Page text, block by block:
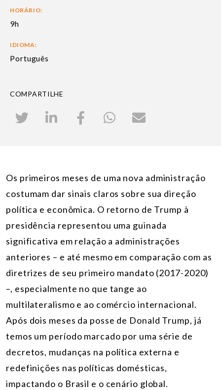
HORÁRIO:
9h
IDIOMA:
Português
COMPARTILHE
Os primeiros meses de uma nova administração
costumam dar sinais claros sobre sua direção
política e econômica. O retorno de Trump à
presidência representou uma guinada
significativa em relação a administrações
anteriores – e até mesmo em comparação com as
diretrizes de seu primeiro mandato (2017-2020)
–, especialmente no que tange ao
multilateralismo e ao comércio internacional.
Após dois meses da posse de Donald Trump, já
temos um período marcado por uma série de
decretos, mudanças na política externa e
redefinições nas políticas domésticas,
impactando o Brasil e o cenário global.